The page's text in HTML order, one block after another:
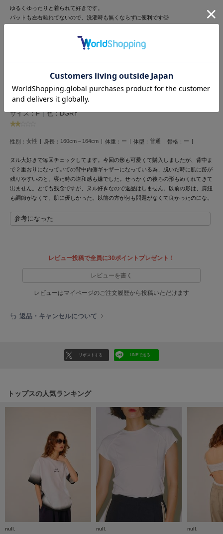
ハンター
キーン
LAATO
ル
le coq sportif
ルコックスポルティフ
レスポートサック
LITTLE UNION TOKYO
MIESROHE
ミラオーウェン
モワージュ
ゆるくゆったりと着られて好きです。
パットも左右離れてないので、洗濯時も無くならずに便利です◎
後ろの形がでません
投稿日 2025年5月21日
サイズ：F | 色：DGRY
性別： 女性 身長： 160cm～164cm 体重： ー 体型： 普通 骨格： ー
ヌル大好きで毎回チェックしてます。今回の形も可愛くて購入しましたが、背中ま
で２重おりになっていての背中内側ギャザーになっている為、脱いだ時に肌に跡が
残りやすいのと、寝た時の違和感も嫌でした。せっかくの後ろの形もめくれてきて
出ません。とても残念ですが、ヌル好きなので返品はしません。以前の形は、肩紐
も調節がなくて、肌に優しかった。以前の方が何も問題がなくて良かったのにな。
参考になった
レビュー投稿で全員に30ポイントプレゼント！
レビューを書く
レビューはマイページのご注文履歴から投稿いただけます
返品・キャンセルについて
リポストする LINEで送る
トップスの人気ランキング
null. null. null.